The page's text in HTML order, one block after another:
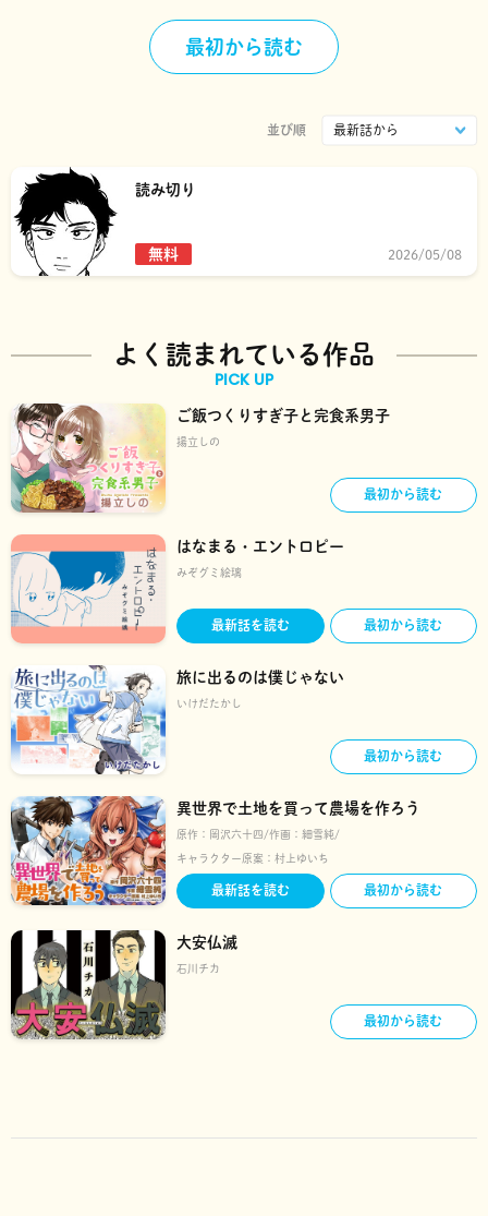
最初から読む
並び順
読み切り
無料 2026/05/08
よく読まれている作品
PICK UP
ご飯つくりすぎ子と完食系男子
揚立しの
最初から読む
はなまる・エントロピー
みぞグミ絵璃
最新話を読む 最初から読む
旅に出るのは僕じゃない
いけだたかし
最初から読む
異世界で土地を買って農場を作ろう
原作： 岡沢六十四 作画： 細雪純
キャラクター原案： 村上ゆいち
最新話を読む 最初から読む
大安仏滅
石川チカ
最初から読む